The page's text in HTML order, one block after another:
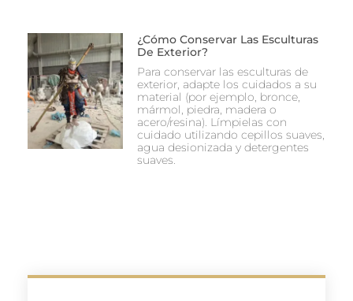
¿Cómo Conservar Las Esculturas
De Exterior?
Para conservar las esculturas de
exterior, adapte los cuidados a su
material (por ejemplo, bronce,
mármol, piedra, madera o
acero/resina). Límpielas con
cuidado utilizando cepillos suaves,
agua desionizada y detergentes
suaves.